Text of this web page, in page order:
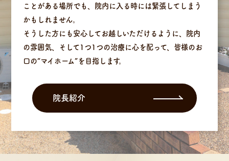
ことがある場所でも、院内に入る時には緊張してしまう
かもしれません。
そうした方にも安心してお越しいただけるように、院内
の雰囲気、そして1つ1つの治療に心を配って、皆様のお
口の“マイホーム”を目指します。
院長紹介